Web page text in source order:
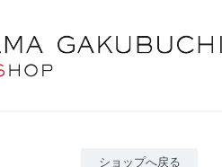
ショップへ戻る